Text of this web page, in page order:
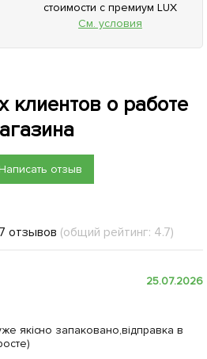
стоимости с премиум LUX
См. условия
клиентов о работе
отзыв
отзывов (общий рейтинг: 4.7)
25.07.2026
якісно запаковано,відправка в